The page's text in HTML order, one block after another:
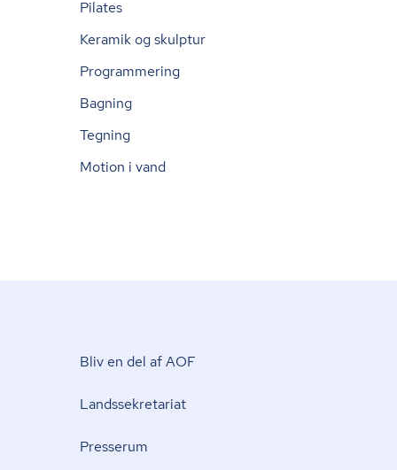
Pilates
Keramik og skulptur
Programmering
Bagning
Tegning
Motion i vand
Bliv en del af AOF
Lands­se­kre­ta­ri­at
Presserum